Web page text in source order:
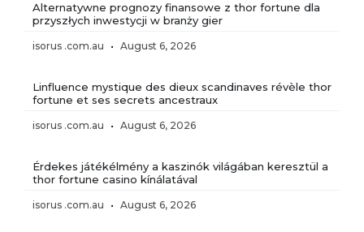
Alternatywne prognozy finansowe z thor fortune dla
przyszłych inwestycji w branży gier
isorus .com.au August 6, 2026
Linfluence mystique des dieux scandinaves révèle thor
fortune et ses secrets ancestraux
isorus .com.au August 6, 2026
Érdekes játékélmény a kaszinók világában keresztül a
thor fortune casino kínálatával
isorus .com.au August 6, 2026